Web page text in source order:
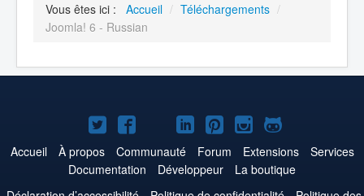
Vous êtes ici : Accueil / Téléchargements /
Joomla! 6 - Russian
Joomla!
sur
Twitter
Joomla!
sur
Facebook
Joomla!
sur
YouTube
Joomla!
sur
LinkedIn
Joomla!
sur
Pinterest
Joomla!
sur
Instagram
Joomla!
sur
GitHub
Accueil À propos Communauté Forum Extensions
Services
Documentation
Développeur
La boutique